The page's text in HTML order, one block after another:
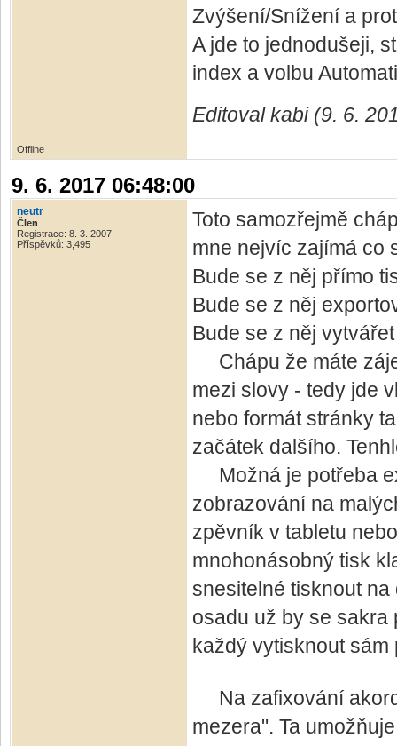
Zvýšení/Snížení a
A jde to jednodušeji,
index a volbu
Editoval kabi (9. 6.
Offline
9. 6. 2017 06:48:00
neutr
Člen
Registrace: 8. 3. 2007
Příspěvků: 3,495
Toto samozřejmě
mne nejvíc zajímá co
Bude se z něj přímo
Bude se z něj
Bude se z něj
Chápu že máte
mezi slovy - tedy jde
nebo formát stránky
začátek dalšího.
Možná je potřeba
zobrazování na
zpěvník v tabletu
mnohonásobný tisk
snesitelné tisknout
osadu už by se sakra
každý vytisknout sám
Na zafixování
mezera". Ta